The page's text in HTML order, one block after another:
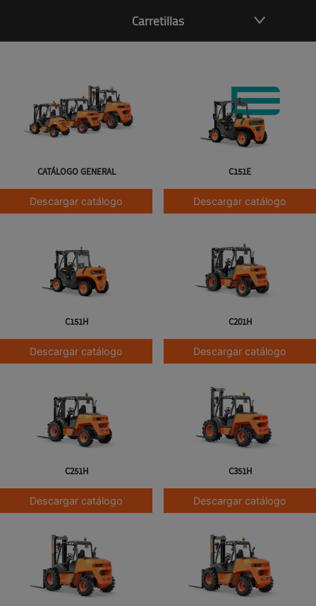
Carretillas
CATÁLOGO GENERAL
Descargar catálogo
C151E
Descargar catálogo
C151H
Descargar catálogo
C201H
Descargar catálogo
C251H
Descargar catálogo
C351H
Descargar catálogo